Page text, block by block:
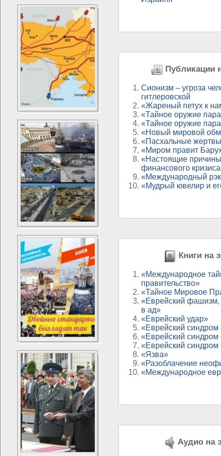
Публикации
Сионизм – угроза
гитлеровской
«Жареный петух к
«Тайное оружие
«Тайное оружие
«Новый мировой
«Пасхальные
«Миром правит
«Настоящие
финансового
«Международный
«Мудрый ювелир и
Книги на
«Международное
правительство»
«Тайное Мировое
«Еврейский фашизм,
в ад»
«Еврейский удар»
«Еврейский синдром
«Еврейский синдром
«Еврейский синдром
«Язва»
«Разоблачение
«Международное
Аудио на